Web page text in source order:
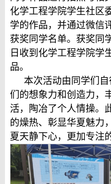
化学工程学院学生社区
学的作品，并通过微信
获奖同学名单。获奖同
日收到化学工程学院学
品。
本次活动由同学们
们的想象力和创造力，
活，陶冶了个人情操。
的燥热、彰显华夏魅力
夏天静下心，更加专注